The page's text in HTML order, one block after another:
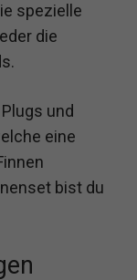
spezielle
die
und
eine
bist du